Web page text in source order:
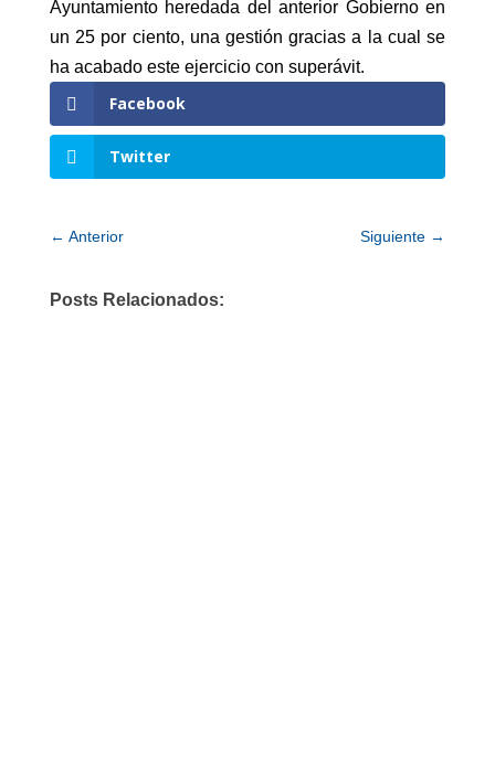
Ayuntamiento heredada del anterior Gobierno en
un 25 por ciento, una gestión gracias a la cual se
ha acabado este ejercicio con superávit.
Facebook
Twitter
← Anterior Siguiente →
Posts Relacionados: